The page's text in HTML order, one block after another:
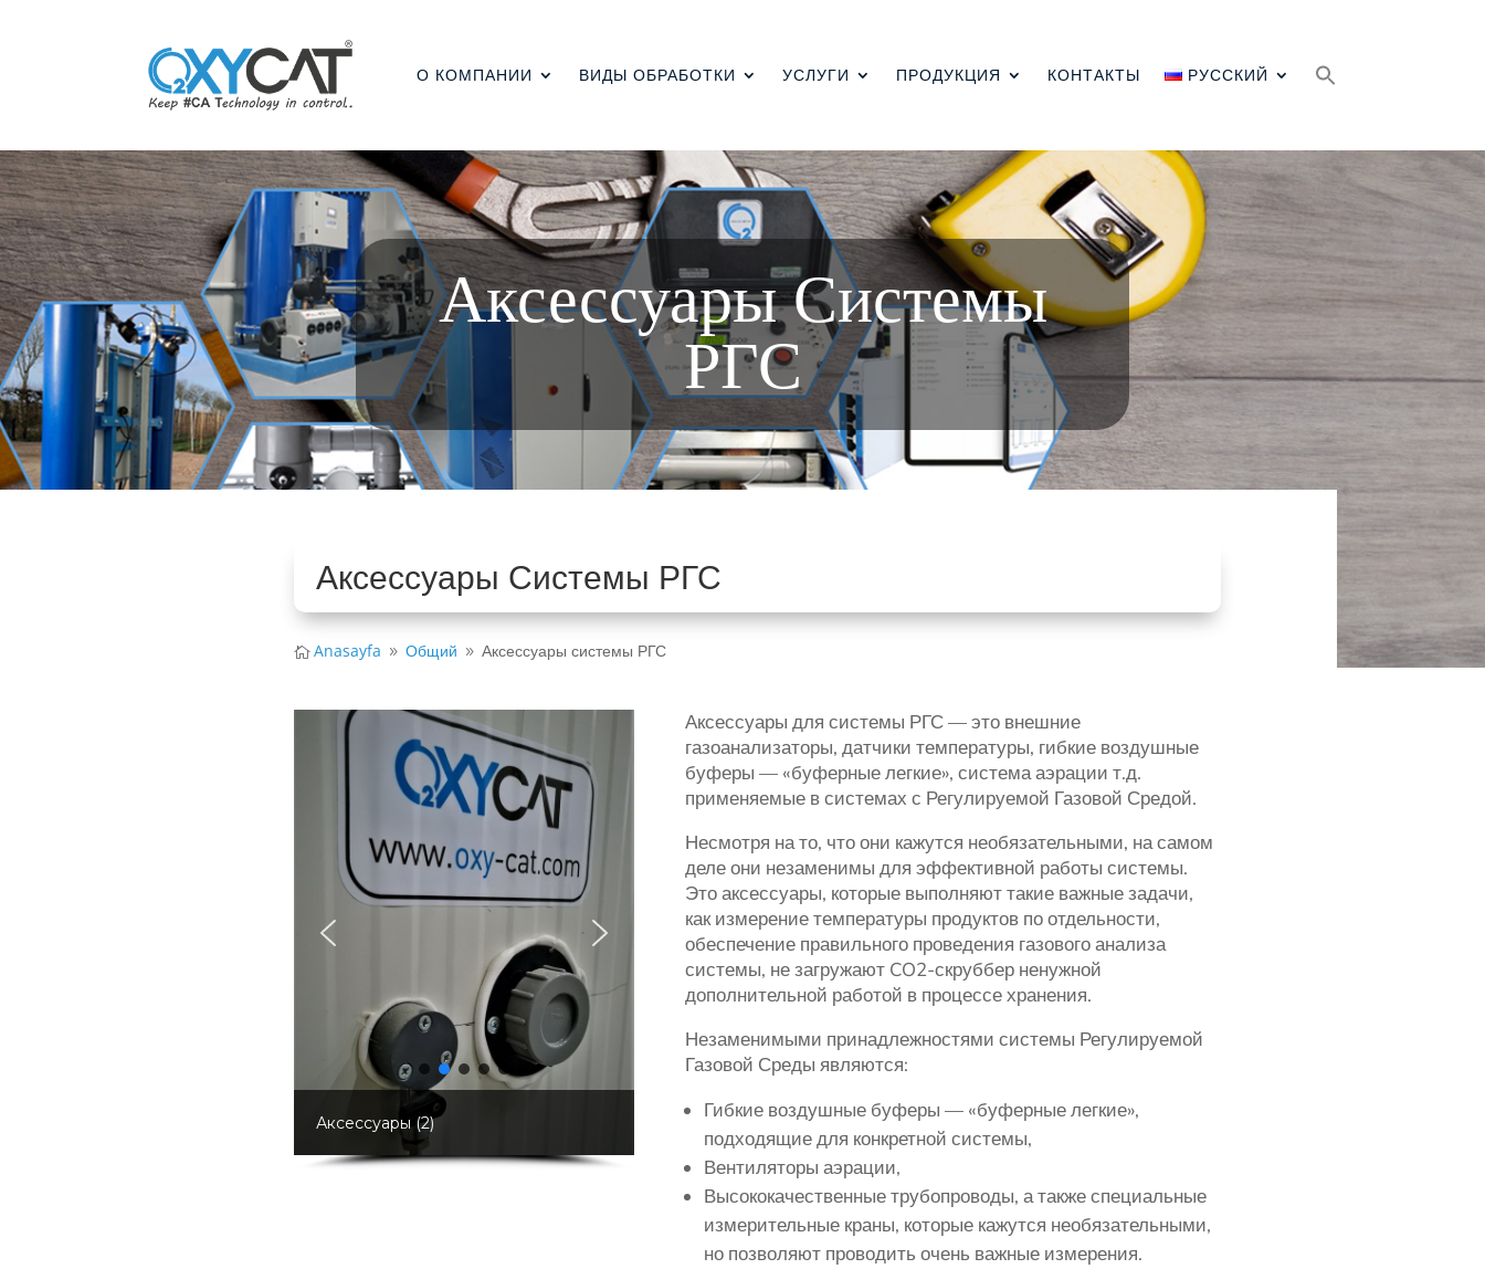
О КОМПАНИИ ВИДЫ ОБРАБОТКИ УСЛУГИ ПРОДУКЦИЯ КОНТАКТЫ РУССКИЙ
Аксессуары Системы
РГС
Аксессуары Системы РГС
 Anasayfa 9 Общий 9 Аксессуары системы РГС
Аксессуары [3]
Аксессуары для системы РГС — это внешние
газоанализаторы, датчики температуры, гибкие воздушные
буферы — «буферные легкие», система аэрации т.д.
применяемые в системах с Регулируемой Газовой Средой.
Несмотря на то, что они кажутся необязательными, на самом
деле они незаменимы для эффективной работы системы.
Это аксессуары, которые выполняют такие важные задачи,
как измерение температуры продуктов по отдельности,
обеспечение правильного проведения газового анализа
системы, не загружают CO2-скруббер ненужной
дополнительной работой в процессе хранения.
Незаменимыми принадлежностями системы Регулируемой
Газовой Среды являются:
Гибкие воздушные буферы — «буферные легкие»,
подходящие для конкретной системы,
Вентиляторы аэрации,
Высококачественные трубопроводы, а также специальные
измерительные краны, которые кажутся необязательными,
но позволяют проводить очень важные измерения.